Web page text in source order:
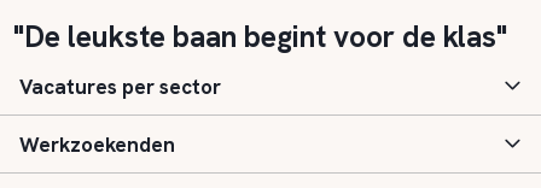
"De leukste baan begint voor de klas"
Vacatures per sector
Basisonderwijs
Werkzoekenden